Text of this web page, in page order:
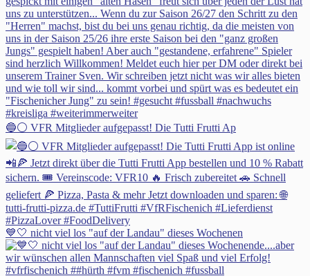
🔵⚪ VFR Mitglieder aufgepasst! Die Tutti Frutti Ap
💙🤍 nicht viel los "auf der Landau" dieses Wochenen